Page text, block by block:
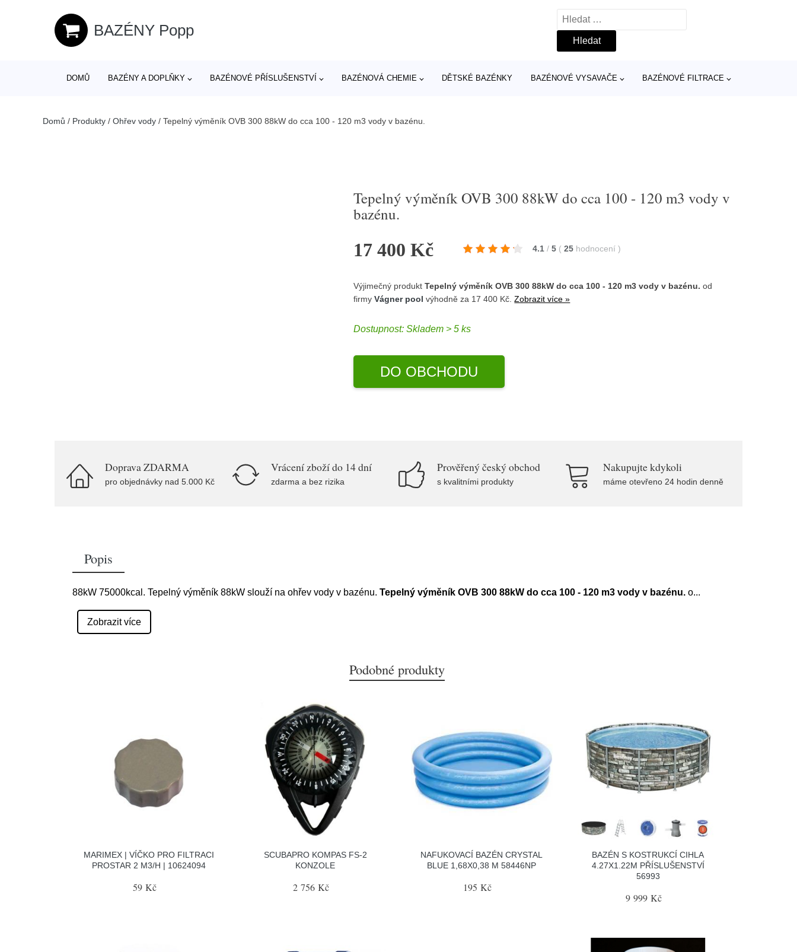
BAZÉNY Popp
Vyhledávání
DOMŮ BAZÉNY A DOPLŇKY BAZÉNOVÉ PŘÍSLUŠENSTVÍ BAZÉNOVÁ CHEMIE DĚTSKÉ BAZÉNKY BAZÉNOVÉ VYSAVAČE BAZÉNOVÉ FILTRACE
Domů / Produkty / Ohřev vody / Tepelný výměník OVB 300 88kW do cca 100 - 120 m3 vody v bazénu.
Tepelný výměník OVB 300 88kW do cca 100 - 120 m3 vody v
bazénu.
17 400 Kč 4.1 / 5 ( 25 hodnocení)
Výjimečný produktTepelný výměník OVB 300 88kW do cca 100 - 120 m3 vody v bazénu. od
firmyVágner pool výhodně za 17 400 Kč.Zobrazit více »
Dostupnost:Skladem > 5 ks
DO OBCHODU
Doprava ZDARMA
pro objednávky nad 5.000 Kč
Vrácení zboží do 14 dní
zdarma a bez rizika
Prověřený český obchod
s kvalitními produkty
Nakupujte kdykoli
máme otevřeno 24 hodin denně
Popis
88kW 75000kcal. Tepelný výměník 88kW slouží na ohřev vody v bazénu. Tepelný výměník OVB 300 88kW do cca 100 - 120 m3 vody v bazénu. o...
Zobrazit více
Podobné produkty
MARIMEX | VÍČKO PRO FILTRACI
PROSTAR 2 M3/H | 10624094
59 Kč
SCUBAPRO KOMPAS FS-2
KONZOLE
2 756 Kč
NAFUKOVACÍ BAZÉN CRYSTAL
BLUE 1,68X0,38 M 58446NP
195 Kč
BAZÉN S KOSTRUKCÍ CIHLA
4.27X1.22M PŘÍSLUŠENSTVÍ
56993
9 999 Kč